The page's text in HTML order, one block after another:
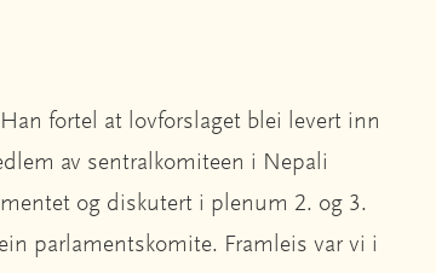
fortel at lovforslaget blei levert inn
av sentralkomiteen i Nepali
og diskutert i plenum 2. og 3.
parlamentskomite. Framleis var vi i